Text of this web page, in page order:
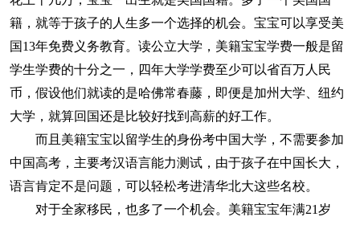
籍，就等于孩子的人生多一个选择的机会。宝宝可以享受美
国13年免费义务教育。读公立大学，美籍宝宝学费一般是留
学生学费的十分之一，四年大学学费至少可以省百万人民
币，假设他们就读的是哈佛常春藤，即便是加州大学、纽约
大学，就算回国还是比较好找到高薪的好工作。
而且美籍宝宝以留学生的身份考中国大学，不需要参加
中国高考，主要考汉语言能力测试，由于孩子在中国长大，
语言肯定不是问题，可以轻松考进清华北大这些名校。
对于全家移民，也多了一个机会。美籍宝宝年满21岁